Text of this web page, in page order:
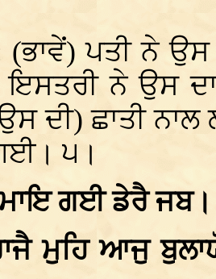
ਪਤੀ ਨੇ ਉਸ
ਇਸਤਰੀ ਨੇ ਉਸ
ਦੀ) ਛਾਤੀ
੫।
ਗਈ ਡੇਰੈ ਜਬ।
ਮੁਹਿ ਆਜੁ